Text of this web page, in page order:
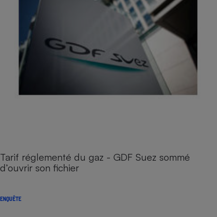
Tarif réglementé du gaz - GDF Suez sommé
d’ouvrir son fichier
ENQUÊTE